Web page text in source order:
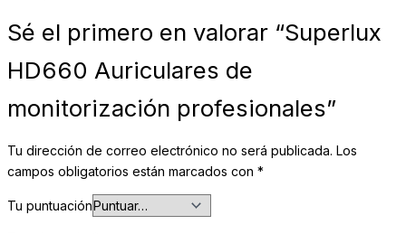
Sé el primero en valorar “Superlux
HD660 Auriculares de
monitorización profesionales”
Tu dirección de correo electrónico no será publicada. Los
campos obligatorios están marcados con *
Tu puntuación